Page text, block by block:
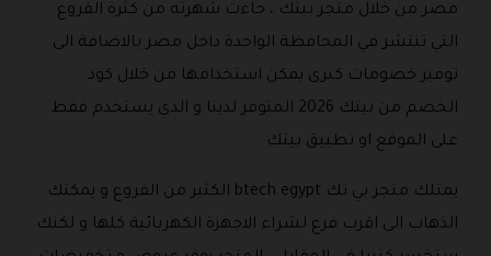
مصر من خلال متجر بيتك ، جاءت شهرته من كثرة الفروع
التي تنتشر في المحافظة الواحدة داخل مصر بالاضافة الى
توفير خصومات كبرى يمكن استخدامها من خلال كود
الخصم من بيتك 2026 المتوفر لدينا و الذي يستخدم فقط
على الموقع او تطبيق بيتك .
يمتلك متجر بي تك btech egypt الكثير من الفروع و يمكنك
الذهاب الى اقرب فرع لشراء الاجهزة الكهربائية كلها و لكنك